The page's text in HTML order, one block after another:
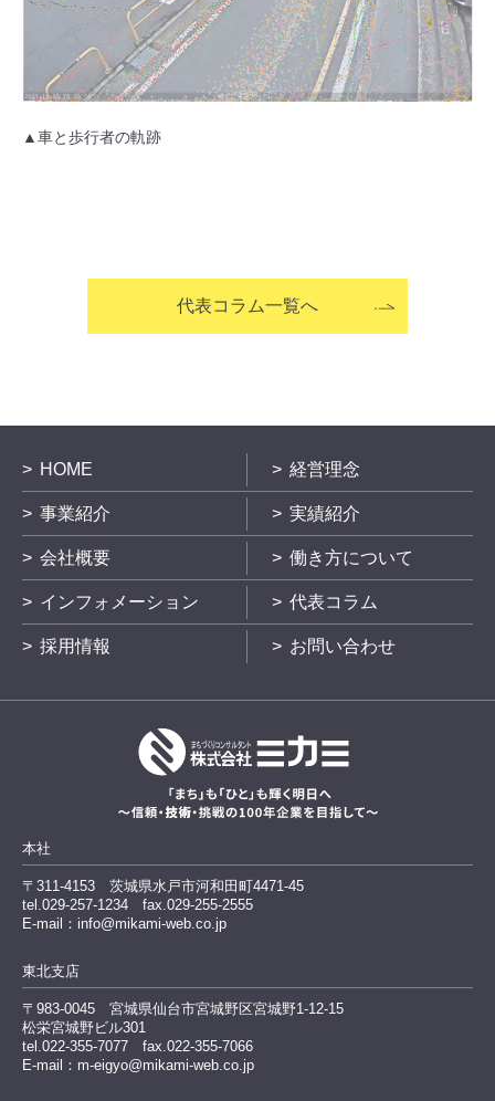
▲車と歩行者の軌跡
代表コラム一覧へ
HOME 経営理念
事業紹介 実績紹介
会社概要 働き方について
インフォメーション 代表コラム
採用情報 お問い合わせ
本社
〒311-4153 茨城県水戸市河和田町4471-45
tel.029-257-1234 fax.029-255-2555
E-mail：info@mikami-web.co.jp
東北支店
〒983-0045 宮城県仙台市宮城野区宮城野1-12-15
松栄宮城野ビル301
tel.022-355-7077 fax.022-355-7066
E-mail：m-eigyo@mikami-web.co.jp